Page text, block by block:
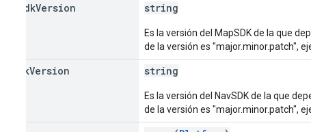
SdkVersion string
Es la versión del MapSDK de la que
de la versión es "major.minor.patch",
SdkVersion string
Es la versión del NavSDK de la que
de la versión es "major.minor.patch",